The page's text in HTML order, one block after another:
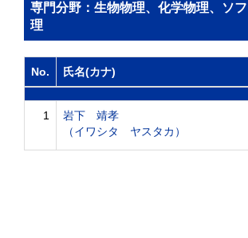
専門分野：生物物理、化学物理、ソ
理
No. 氏名(カナ)
1
岩下 靖孝
（イワシタ ヤスタカ）